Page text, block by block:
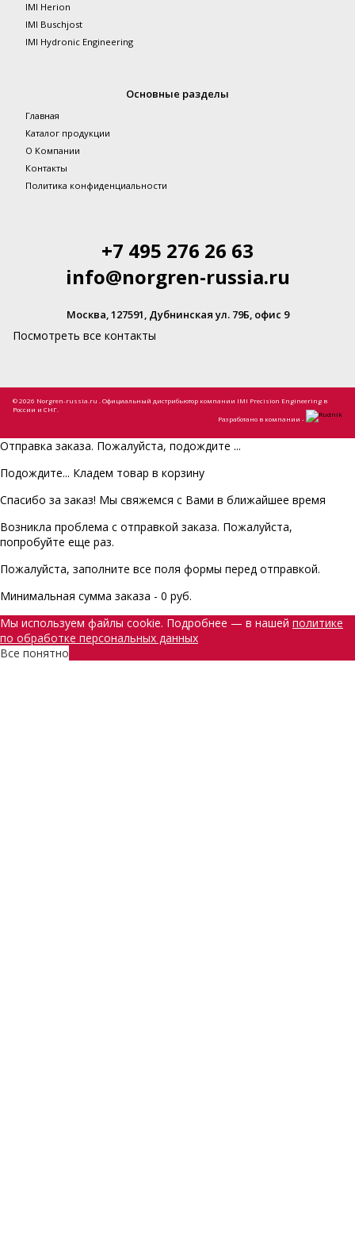
IMI Herion
IMI Buschjost
IMI Hydronic Engineering
Основные разделы
Главная
Каталог продукции
О Компании
Контакты
Политика конфиденциальности
+7 495 276 26 63
info@norgren-russia.ru
Москва, 127591, Дубнинская ул. 79Б, офис 9
Посмотреть все контакты
© 2026 Norgren-russia.ru . Официальный дистрибьютор компании IMI Precision Engineering в
России и СНГ.
Разработано в компании -
Отправка заказа. Пожалуйста, подождите ...
Подождите... Кладем товар в корзину
Спасибо за заказ! Мы свяжемся с Вами в ближайшее время
Возникла проблема с отправкой заказа. Пожалуйста,
попробуйте еще раз.
Пожалуйста, заполните все поля формы перед отправкой.
Минимальная сумма заказа - 0 руб.
Мы используем файлы cookie. Подробнее — в нашей политике
по обработке персональных данных
Все понятно